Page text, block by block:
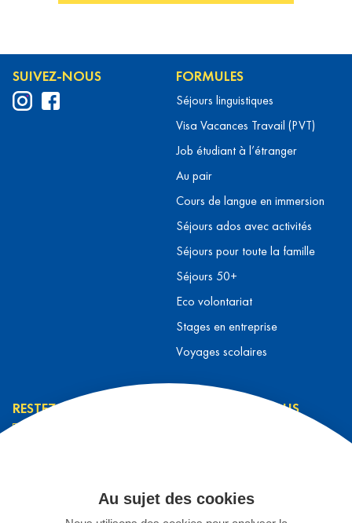
SUIVEZ-NOUS FORMULES
Séjours linguistiques
Visa Vacances Travail (PVT)
Job étudiant à l’étranger
Au pair
Cours de langue en immersion
Séjours ados avec activités
Séjours pour toute la famille
Séjours 50+
Eco volontariat
Stages en entreprise
Voyages scolaires
RESTEZ INFORMÉ CONTACTEZ-NOUS
S'inscrire à un séjour
Au sujet des cookies